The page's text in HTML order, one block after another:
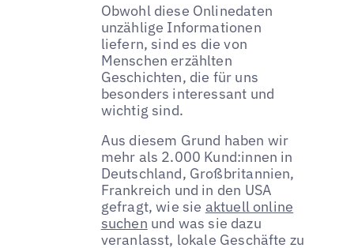
Obwohl diese Onlinedaten
unzählige Informationen
liefern, sind es die von
Menschen erzählten
Geschichten, die für uns
besonders interessant und
wichtig sind.
Aus diesem Grund haben wir
mehr als 2.000 Kund:innen in
Deutschland, Großbritannien,
Frankreich und in den USA
gefragt, wie sie aktuell online
suchen und was sie dazu
veranlasst, lokale Geschäfte zu